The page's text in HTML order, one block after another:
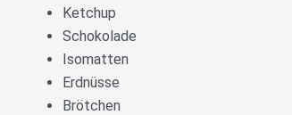
Ketchup
Schokolade
Isomatten
Erdnüsse
Brötchen